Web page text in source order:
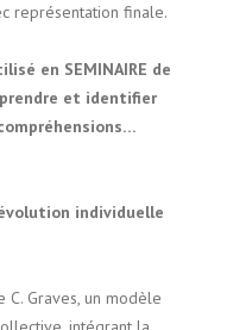
représentation finale.
en SEMINAIRE de
et identifier
individuelle
Graves, un modèle